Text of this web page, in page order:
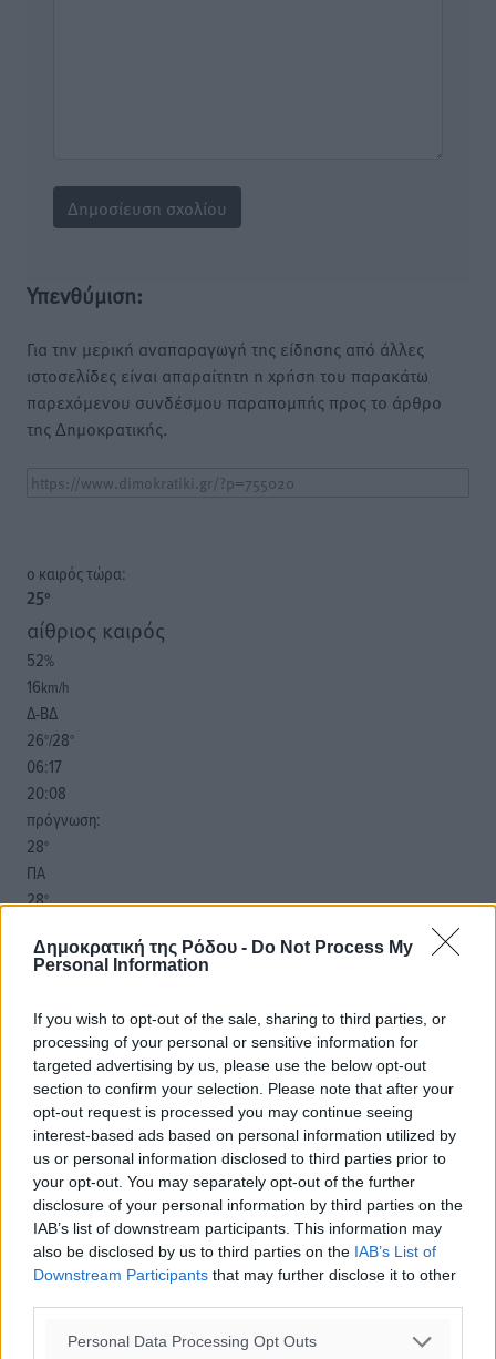
Δημοκρατική της Ρόδου - Do Not Process My
Personal Information
If you wish to opt-out of the sale, sharing to third parties, or
processing of your personal or sensitive information for
targeted advertising by us, please use the below opt-out
section to confirm your selection. Please note that after your
opt-out request is processed you may continue seeing
interest-based ads based on personal information utilized by
us or personal information disclosed to third parties prior to
your opt-out. You may separately opt-out of the further
disclosure of your personal information by third parties on the
IAB’s list of downstream participants. This information may
also be disclosed by us to third parties on the IAB’s List of
Downstream Participants that may further disclose it to other
Personal Data Processing Opt Outs
Υπενθύμιση:
Για την μερική αναπαραγωγή της είδησης από άλλες
ιστοσελίδες είναι απαραίτητη η χρήση του παρακάτω
παρεχόμενου συνδέσμου παραπομπής προς το άρθρο
της Δημοκρατικής.
o καιρός τώρα:
25°
αίθριος καιρός
52%
16km/h
Δ-ΒΔ
26°/28°
06:17
20:08
πρόγνωση:
28°
ΠΑ
28°
29°
ΚΥ
ΔΕ